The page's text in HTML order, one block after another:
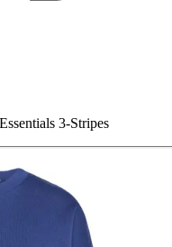
3-Stripes